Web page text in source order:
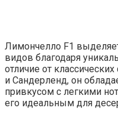
Лимончелло F1
видов благодаря
отличие от
и Сандерленд, он
привкусом с легкими
его идеальным для